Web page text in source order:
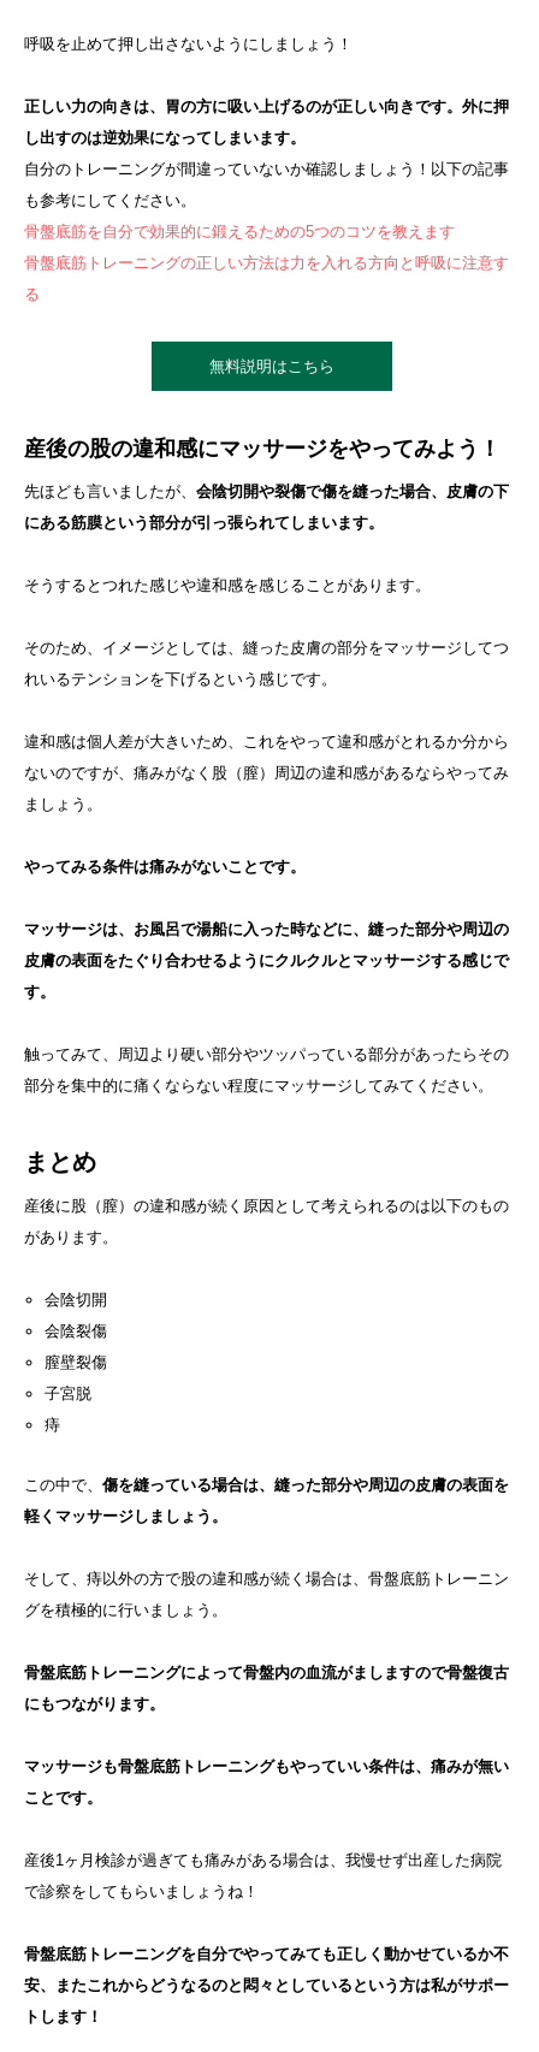
呼吸を止めて押し出さないようにしましょう！
正しい力の向きは、胃の方に吸い上げるのが正しい向きです。外に押
し出すのは逆効果になってしまいます。
自分のトレーニングが間違っていないか確認しましょう！以下の記事
も参考にしてください。
骨盤底筋を自分で効果的に鍛えるための5つのコツを教えます
骨盤底筋トレーニングの正しい方法は力を入れる方向と呼吸に注意す
る
無料説明はこちら
産後の股の違和感にマッサージをやってみよう！
先ほども言いましたが、 会陰切開や裂傷で傷を縫った場合、皮膚の下
にある筋膜という部分が引っ張られてしまいます。
そうするとつれた感じや違和感を感じることがあります。
そのため、イメージとしては、縫った皮膚の部分をマッサージしてつ
れいるテンションを下げるという感じです。
違和感は個人差が大きいため、これをやって違和感がとれるか分から
ないのですが、痛みがなく股（膣）周辺の違和感があるならやってみ
ましょう。
やってみる条件は痛みがないことです。
マッサージは、お風呂で湯船に入った時などに、縫った部分や周辺の
皮膚の表面をたぐり合わせるようにクルクルとマッサージする感じで
す。
触ってみて、周辺より硬い部分やツッパっている部分があったらその
部分を集中的に痛くならない程度にマッサージしてみてください。
まとめ
産後に股（膣）の違和感が続く原因として考えられるのは以下のもの
があります。
会陰切開
会陰裂傷
膣壁裂傷
子宮脱
痔
この中で、 傷を縫っている場合は、縫った部分や周辺の皮膚の表面を
軽くマッサージしましょう。
そして、痔以外の方で股の違和感が続く場合は、骨盤底筋トレーニン
グを積極的に行いましょう。
骨盤底筋トレーニングによって骨盤内の血流がましますので骨盤復古
にもつながります。
マッサージも骨盤底筋トレーニングもやっていい条件は、痛みが無い
ことです。
産後1ヶ月検診が過ぎても痛みがある場合は、我慢せず出産した病院
で診察をしてもらいましょうね！
骨盤底筋トレーニングを自分でやってみても正しく動かせているか不
安、またこれからどうなるのと悶々としているという方は私がサポー
トします！